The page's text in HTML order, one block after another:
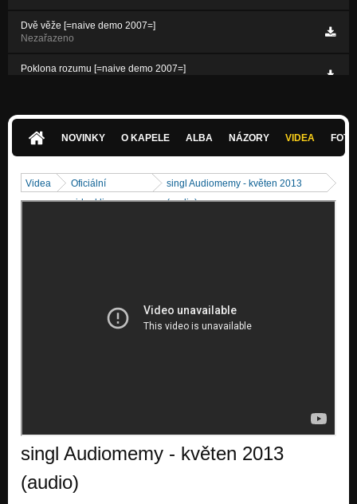
Dvě věže [=naive demo 2007=]
Nezařazeno
Poklona rozumu [=naive demo 2007=]
NOVINKY O KAPELE ALBA NÁZORY VIDEA
Videa
Oficiální
videoklipy
singl Audiomemy - květen 2013
(audio)
singl Audiomemy - květen 2013
(audio)